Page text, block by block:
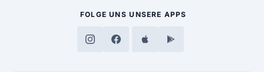
FOLGE UNS UNSERE APPS